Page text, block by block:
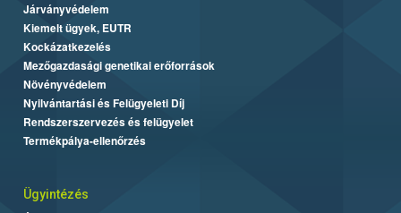
Járványvédelem
Kiemelt ügyek, EUTR
Kockázatkezelés
Mezőgazdasági genetikai erőforrások
Növényvédelem
Nyilvántartási és Felügyeleti Díj
Rendszerszervezés és felügyelet
Termékpálya-ellenőrzés
Ügyintézés